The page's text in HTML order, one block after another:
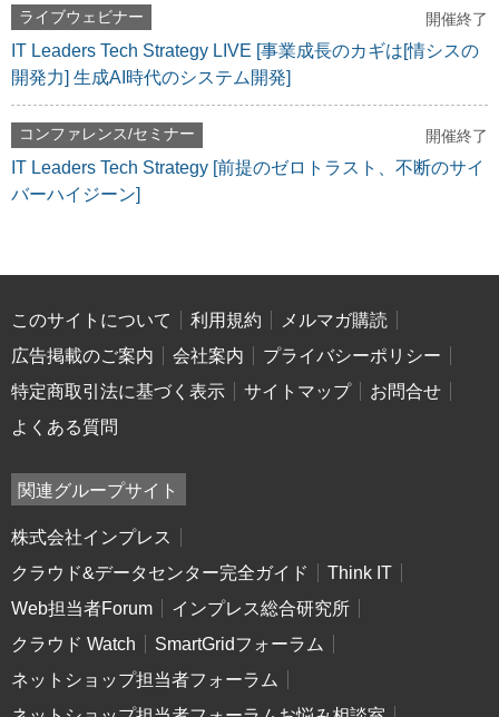
ライブウェビナー 開催終了
IT Leaders Tech Strategy LIVE [事業成長のカギは[情シスの
開発力] 生成AI時代のシステム開発]
コンファレンス/セミナー 開催終了
IT Leaders Tech Strategy [前提のゼロトラスト、不断のサイ
バーハイジーン]
このサイトについて 利用規約
メルマガ購読
広告掲載のご案内
会社案内
プライバシーポリシー
特定商取引法に基づく表示
サイトマップ
お問合せ
よくある質問
関連グループサイト
株式会社インプレス
クラウド&データセンター完全ガイド
Think IT
Web担当者Forum
インプレス総合研究所
クラウド Watch
SmartGridフォーラム
ネットショップ担当者フォーラム